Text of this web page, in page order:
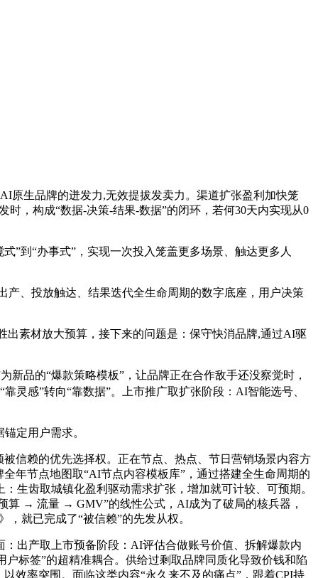
原生品牌的迸发力,无效提拔发卖力。渠道扩张盈利加快笼
，构成“数据-决策-结果-数据”的闭环，若何30天内实现从0
到“办事式”，实现一次投入笼盖更多场景、触达更多人
、投放触达、结果迭代全生命周期的数字底座，用户决策
素材放大预算，接下来的问题是：保守快消品牌,通过AI驱
品的“爆款策略模板”，让品牌正在合作敌手还没察觉时，
灵感”转向“靠数据”。上市推广取扩张阶段：AI智能选号、
定用户需求。
赖的优先选择权。正在节点、热点、节日营销场景内容方
年节点地图取“AI节点内容模板库”，通过搭建全生命周期的
生齿取城镇化盈利驱动需求扩张，增加就可计较、可预期。
算 → 流量 → GMV”的线性公式，AI成为了破局的核兵器，
就已完成了“被信赖”的先发从权。
出产取上市预备阶段：AI评估合做账号价值、拆解爆款内
标签”的超精准耦合。供给过剩取品牌同质化导致价钱和陷
效率突围。面临这类内容“永久来不及的痛点”，跟着CPI持